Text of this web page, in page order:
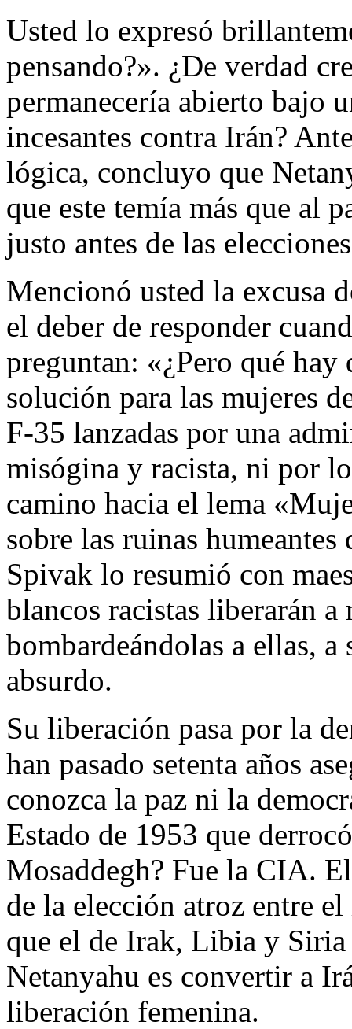
Usted lo expresó
pensando?». ¿De verdad
permanecería abierto bajo
incesantes contra Irán?
lógica, concluyo que
que este temía más que al
justo antes de las
Mencionó usted la excusa
el deber de responder
preguntan: «¿Pero qué
solución para las mujeres
F-35 lanzadas por una
misógina y racista, ni por
camino hacia el lema
sobre las ruinas
Spivak lo resumió con
blancos racistas liberarán a
bombardeándolas a ellas,
absurdo.
Su liberación pasa por la
han pasado setenta años
conozca la paz ni la
Estado de 1953 que
Mosaddegh? Fue la CIA.
de la elección atroz entre
que el de Irak, Libia y
Netanyahu es convertir a
liberación femenina.